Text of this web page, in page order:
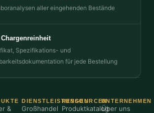
aller eingehenden Bestände
Spezifikations- und
für jede Bestellung
&
DIENSTLEISTUNGEN
Großhandel
RESSOURCEN
Produktkatalog
UNTERNEHMEN
Über uns